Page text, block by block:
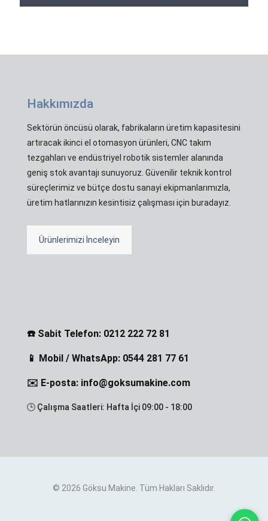
Hakkımızda
Sektörün öncüsü olarak, fabrikaların üretim kapasitesini
artıracak ikinci el otomasyon ürünleri, CNC takım
tezgahları ve endüstriyel robotik sistemler alanında
geniş stok avantajı sunuyoruz. Güvenilir teknik kontrol
süreçlerimiz ve bütçe dostu sanayi ekipmanlarımızla,
üretim hatlarınızın kesintisiz çalışması için buradayız.
Ürünlerimizi İnceleyin
☎️ Sabit Telefon: 0212 222 72 81
📱 Mobil / WhatsApp: 0544 281 77 61
✉️ E-posta: info@goksumakine.com
🕒 Çalışma Saatleri: Hafta İçi 09:00 - 18:00